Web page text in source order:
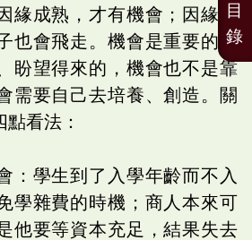
緣成熟，才有機會；因緣不
也會飛走。機會是重要的，
盼望得來的，機會也不是靠
需要自己去培養、創造。關
看法：
：學生到了入學年齡而不入
學雜費的時機；商人本來可
他要等資本充足，結果失去
目
錄